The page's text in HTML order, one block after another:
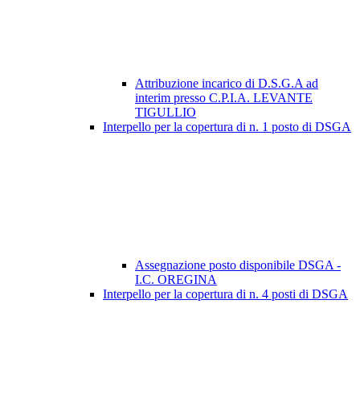
Attribuzione incarico di D.S.G.A ad
interim presso C.P.I.A. LEVANTE
TIGULLIO
Interpello per la copertura di n. 1 posto di DSGA
Assegnazione posto disponibile DSGA -
I.C. OREGINA
Interpello per la copertura di n. 4 posti di DSGA